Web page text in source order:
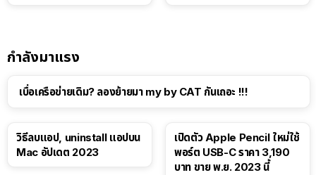
กำลังมาแรง
เบื่อเครือข่ายเดิม? ลองย้ายมา my by CAT กันเถอะ !!!
วิธีลบแอป, uninstall แอปบน
Mac อัปเดต 2023
เปิดตัว Apple Pencil ใหม่ใช้
พอร์ต USB-C ราคา 3,190
บาท ขาย พ.ย. 2023 นี้